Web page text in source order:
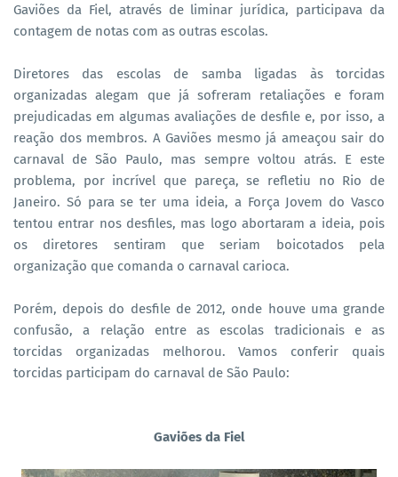
Gaviões da Fiel, através de liminar jurídica, participava da
contagem de notas com as outras escolas.
Diretores das escolas de samba ligadas às torcidas
organizadas alegam que já sofreram retaliações e foram
prejudicadas em algumas avaliações de desfile e, por isso, a
reação dos membros. A Gaviões mesmo já ameaçou sair do
carnaval de São Paulo, mas sempre voltou atrás. E este
problema, por incrível que pareça, se refletiu no Rio de
Janeiro. Só para se ter uma ideia, a Força Jovem do Vasco
tentou entrar nos desfiles, mas logo abortaram a ideia, pois
os diretores sentiram que seriam boicotados pela
organização que comanda o carnaval carioca.
Porém, depois do desfile de 2012, onde houve uma grande
confusão, a relação entre as escolas tradicionais e as
torcidas organizadas melhorou. Vamos conferir quais
torcidas participam do carnaval de São Paulo:
Gaviões da Fiel